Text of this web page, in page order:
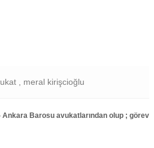
, meral kirişcioğlu
Barosu avukatlarından olup ; görev